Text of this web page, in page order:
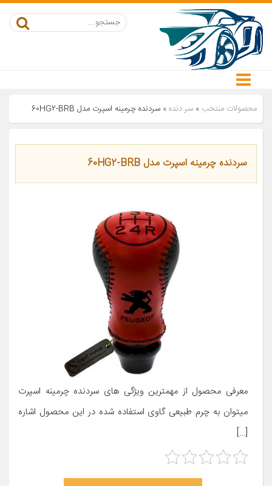
محصولات منتخب » سر دنده» سردنده چرمینه اسپرت مدل 60HG2-BRB
سردنده چرمینه اسپرت مدل 60HG2-BRB
معرفی محصول از مهمترین ویژگی های سردنده چرمینه اسپرت
میتوان به چرم طبیعی گاوی استفاده شده در این محصول اشاره
[…]